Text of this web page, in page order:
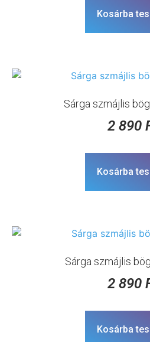
Kosárba
Sárga szmájlis
2 890
Kosárba
Sárga szmájlis
2 890
Kosárba